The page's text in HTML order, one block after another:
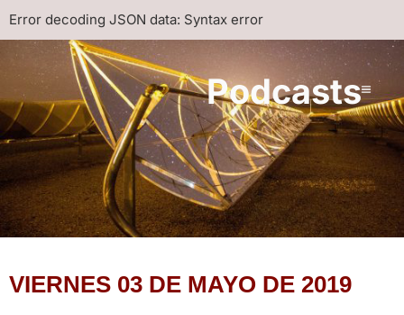
Error decoding JSON data: Syntax error
Podcasts
VIERNES 03 DE MAYO DE 2019